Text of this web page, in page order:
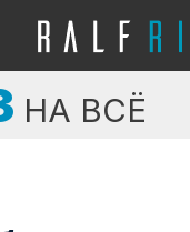
НА ВСЁ